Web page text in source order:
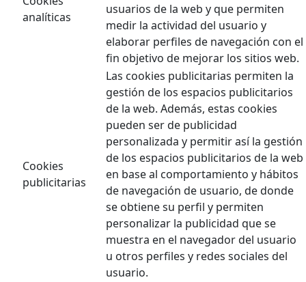
analíticas
usuarios de la web y que permiten
medir la actividad del usuario y
elaborar perfiles de navegación con el
fin objetivo de mejorar los sitios web.
Cookies
publicitarias
Las cookies publicitarias permiten la
gestión de los espacios publicitarios
de la web. Además, estas cookies
pueden ser de publicidad
personalizada y permitir así la gestión
de los espacios publicitarios de la web
en base al comportamiento y hábitos
de navegación de usuario, de donde
se obtiene su perfil y permiten
personalizar la publicidad que se
muestra en el navegador del usuario
u otros perfiles y redes sociales del
usuario.